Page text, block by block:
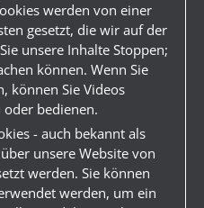
werden von einer
gesetzt, die wir auf der
unsere Inhalte Stoppen;
können. Wenn Sie
können Sie Videos
bedienen.
- auch bekannt als
unsere Website von
werden. Sie können
werden, um ein